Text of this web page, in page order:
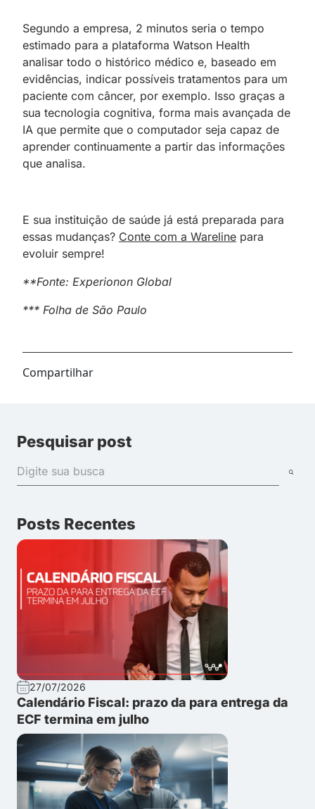
Segundo a empresa, 2 minutos seria o tempo
estimado para a plataforma Watson Health
analisar todo o histórico médico e, baseado em
evidências, indicar possíveis tratamentos para um
paciente com câncer, por exemplo. Isso graças a
sua tecnologia cognitiva, forma mais avançada de
IA que permite que o computador seja capaz de
aprender continuamente a partir das informações
que analisa.
E sua instituição de saúde já está preparada para
essas mudanças? Conte com a Wareline para
evoluir sempre!
**Fonte: Experionon Global
*** Folha de São Paulo
Compartilhar
Pesquisar post
Posts Recentes
27/07/2026
Calendário Fiscal: prazo da para entrega da
ECF termina em julho